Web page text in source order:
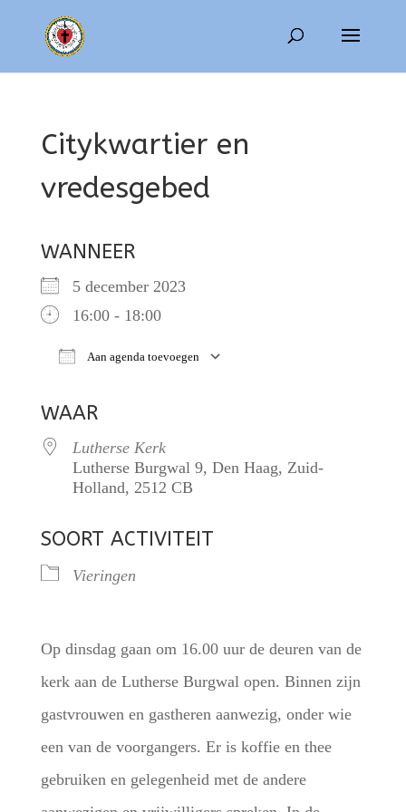
Citykwartier en
vredesgebed
WANNEER
5 december 2023
16:00 - 18:00
Aan agenda toevoegen
WAAR
Lutherse Kerk
Lutherse Burgwal 9, Den Haag, Zuid-
Holland, 2512 CB
SOORT ACTIVITEIT
Vieringen
Op dinsdag gaan om 16.00 uur de deuren van de
kerk aan de Lutherse Burgwal open. Binnen zijn
gastvrouwen en gastheren aanwezig, onder wie
een van de voorgangers. Er is koffie en thee
gebruiken en gelegenheid met de andere